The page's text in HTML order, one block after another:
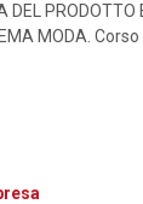
DEL PRODOTTO
MODA.